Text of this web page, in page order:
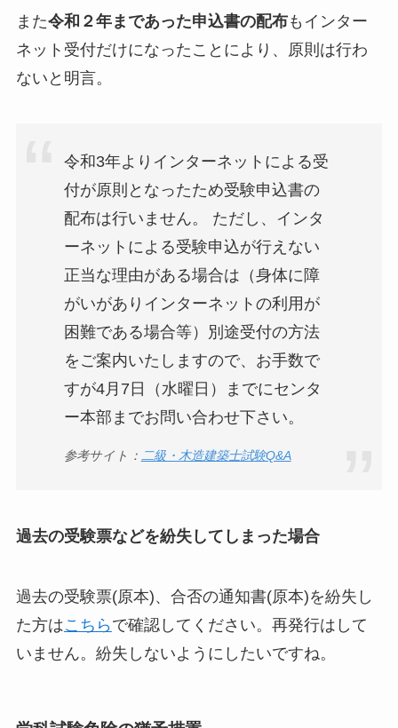
また令和２年まであった申込書の配布もインター
ネット受付だけになったことにより、原則は行わ
ないと明言。
令和3年よりインターネットによる受
付が原則となったため受験申込書の
配布は行いません。 ただし、インタ
ーネットによる受験申込が行えない
正当な理由がある場合は（身体に障
がいがありインターネットの利用が
困難である場合等）別途受付の方法
をご案内いたしますので、お手数で
すが4月7日（水曜日）までにセンタ
ー本部までお問い合わせ下さい。
参考サイト： 二級・木造建築士試験Q&A
過去の受験票などを紛失してしまった場合
過去の受験票(原本)、合否の通知書(原本)を紛失し
た方はこちら で確認してください。再発行はして
いません。紛失しないようにしたいですね。